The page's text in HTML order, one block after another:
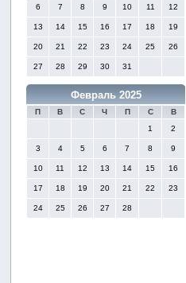
6 7 8 9 10 11 12
13 14 15 16 17 18 19
20 21 22 23 24 25 26
27 28 29 30 31
Февраль 2025
П В С Ч П С
В
1
2
3 4 5 6 7 8 9
10 11 12 13 14 15 16
17 18 19 20 21 22 23
24 25 26 27 28